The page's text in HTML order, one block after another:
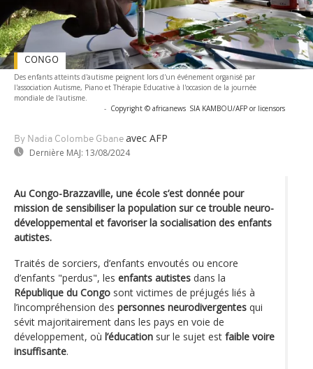
Des enfants atteints d'autisme peignent lors d'un événement organisé par
l'association Autisme, Piano et Thérapie Educative à l'occasion de la journée
mondiale de l'autisme.
- Copyright © africanews SIA KAMBOU/AFP or licensors
By Nadia Colombe Gbane avec AFP
Dernière MAJ: 13/08/2024
CONGO
Au Congo-Brazzaville, une école s’est donnée pour
mission de sensibiliser la population sur ce trouble neuro-
développemental et favoriser la socialisation des enfants
autistes.
Traités de sorciers, d’enfants envoutés ou encore
d’enfants "perdus", les enfants autistes dans la
République du Congo sont victimes de préjugés liés à
l’incompréhension des personnes neurodivergentes qui
sévit majoritairement dans les pays en voie de
développement, où l’éducation sur le sujet est faible voire
insuffisante.